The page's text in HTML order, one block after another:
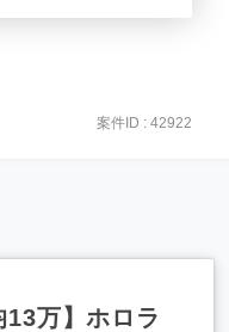
案件ID : 42922
13万】ホロラ